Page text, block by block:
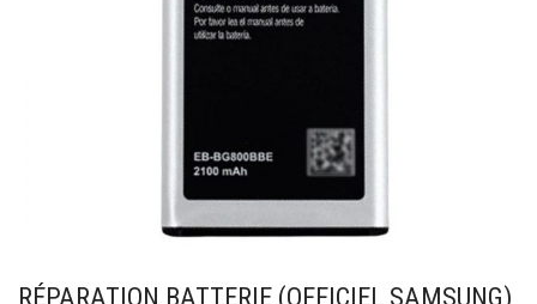
RÉPARATION BATTERIE (OFFICIEL SAMSUNG)